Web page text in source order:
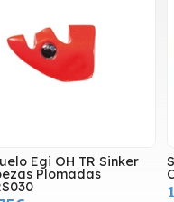
Señuelo Egi Sutte R
CER25NDX
10,50€